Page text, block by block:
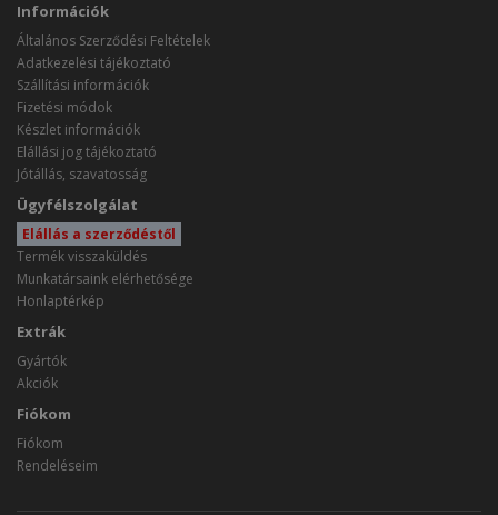
Információk
Általános Szerződési Feltételek
Adatkezelési tájékoztató
Szállítási információk
Fizetési módok
Készlet információk
Elállási jog tájékoztató
Jótállás, szavatosság
Ügyfélszolgálat
Elállás a szerződéstől
Termék visszaküldés
Munkatársaink elérhetősége
Honlaptérkép
Extrák
Gyártók
Akciók
Fiókom
Fiókom
Rendeléseim